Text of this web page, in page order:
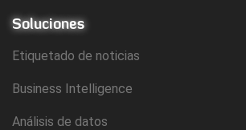
Soluciones
Etiquetado de noticias
Business Intelligence
Análisis de datos